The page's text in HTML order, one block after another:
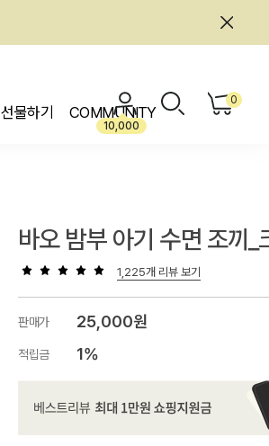
선물하기 COMMUNITY
10,000
0
바오 밤부 아기 수면 조끼_
1,225개 리뷰 보기
판매가 25,000원
적립금 1%